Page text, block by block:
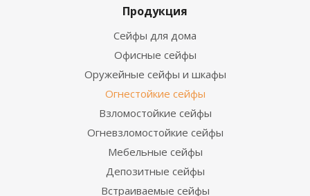
Продукция
Сейфы для дома
Офисные сейфы
Оружейные сейфы и шкафы
Огнестойкие сейфы
Взломостойкие сейфы
Огневзломостойкие сейфы
Мебельные сейфы
Депозитные сейфы
Встраиваемые сейфы